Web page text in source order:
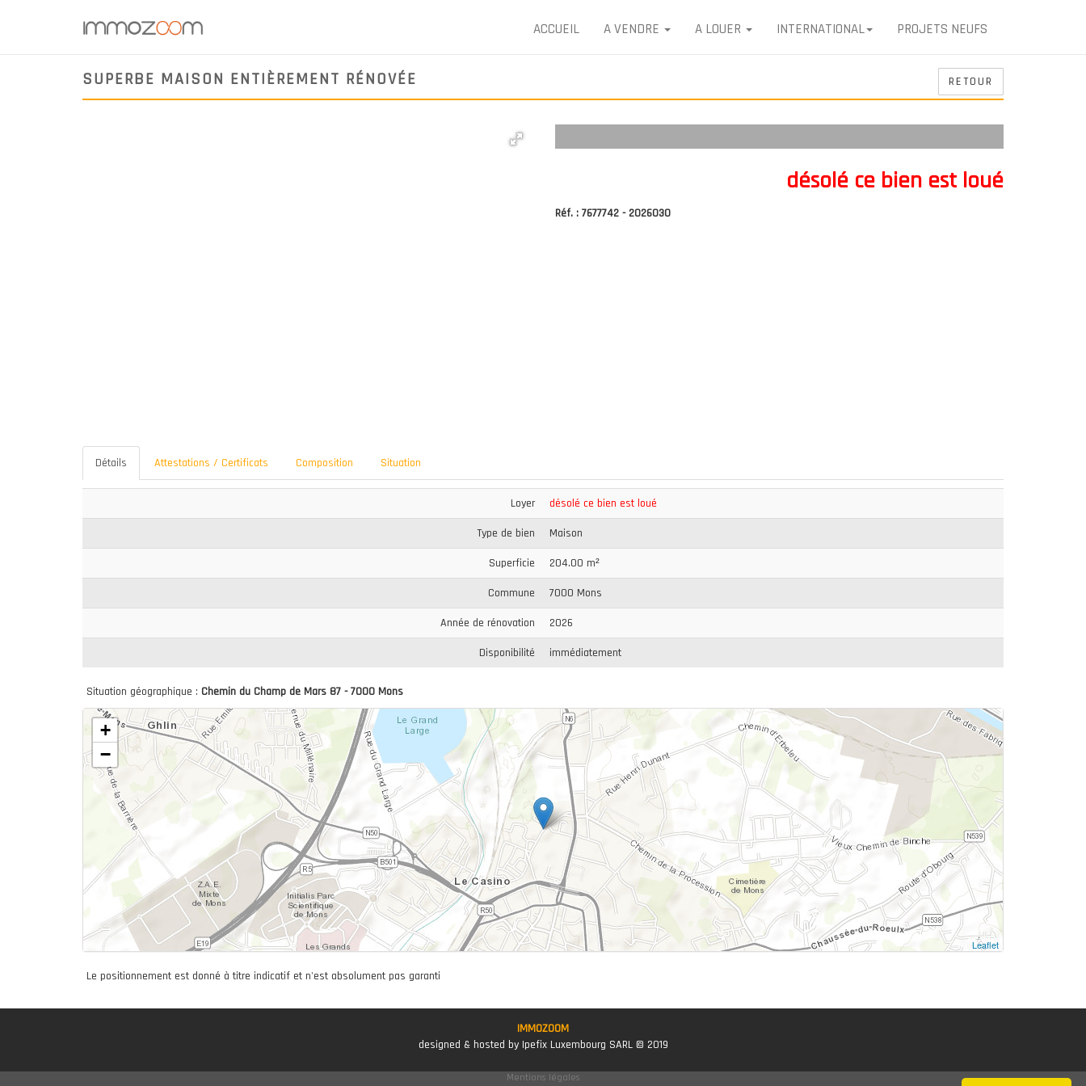
ACCUEIL A VENDRE A LOUER INTERNATIONAL PROJETS NEUFS
SUPERBE MAISON ENTIÈREMENT RÉNOVÉE RETOUR
désolé ce bien est loué
Réf. : 7677742 - 2026030
Détails Attestations / Certificats Composition Situation
Loyer désolé ce bien est loué
Type de bien Maison
Superficie 204.00 m²
Commune 7000 Mons
Année de rénovation 2026
Disponibilité immédiatement
Situation géographique : Chemin du Champ de Mars 87 - 7000 Mons
+
−
Leaflet
Le positionnement est donné à titre indicatif et n'est absolument pas garanti
IMMOZOOM
designed & hosted by Ipefix Luxembourg SARL © 2019
Mentions légales